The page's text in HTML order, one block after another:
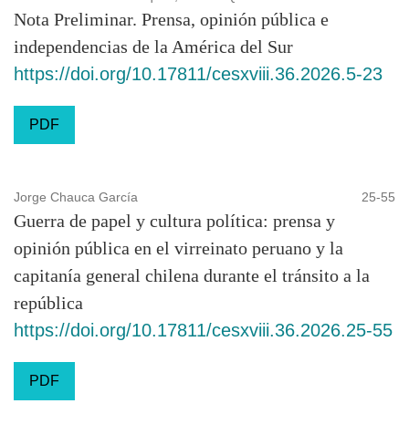
Nota Preliminar. Prensa, opinión pública e
independencias de la América del Sur
https://doi.org/10.17811/cesxviii.36.2026.5-23
PDF
Jorge Chauca García 25-55
Guerra de papel y cultura política: prensa y
opinión pública en el virreinato peruano y la
capitanía general chilena durante el tránsito a la
república
https://doi.org/10.17811/cesxviii.36.2026.25-55
PDF